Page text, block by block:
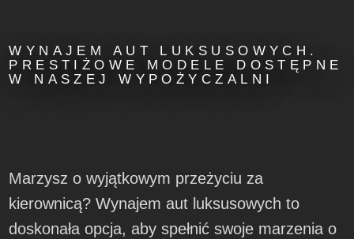
WYNAJEM AUT LUKSUSOWYCH.
PRESTIŻOWE MODELE DOSTĘPNE
W NASZEJ WYPOŻYCZALNI
Marzysz o wyjątkowym przeżyciu za
kierownicą? Wynajem aut luksusowych to
doskonała opcja, aby spełnić swoje marzenia o